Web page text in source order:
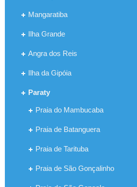
Mangaratiba
Ilha Grande
Angra dos Reis
Ilha da Gipóia
Paraty
Praia do Mambucaba
Praia de Batanguera
Praia de Tarituba
Praia de São Gonçalinho